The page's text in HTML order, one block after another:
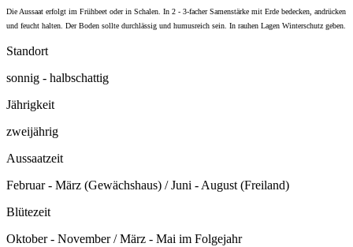
Die Aussaat erfolgt im Frühbeet oder in Schalen. In 2 - 3-facher Samenstärke mit Erde bedecken, andrücken
und feucht halten. Der Boden sollte durchlässig und humusreich sein. In rauhen Lagen Winterschutz geben.
Standort
sonnig - halbschattig
Jährigkeit
zweijährig
Aussaatzeit
Februar - März (Gewächshaus) / Juni - August (Freiland)
Blütezeit
Oktober - November / März - Mai im Folgejahr